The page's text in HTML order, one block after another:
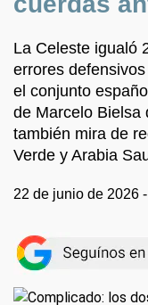
La Celeste igualó
errores
el conjunto
de Marcelo Bielsa
también mira de
Verde y Arabia
22 de junio de 2026